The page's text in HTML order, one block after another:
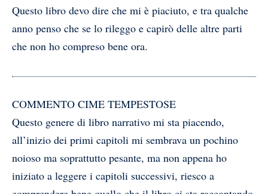
Questo libro devo dire che mi è piaciuto, e tra qualche
anno penso che se lo rileggo e capirò delle altre parti
che non ho compreso bene ora.
COMMENTO CIME TEMPESTOSE
Questo genere di libro narrativo mi sta piacendo,
all’inizio dei primi capitoli mi sembrava un pochino
noioso ma soprattutto pesante, ma non appena ho
iniziato a leggere i capitoli successivi, riesco a